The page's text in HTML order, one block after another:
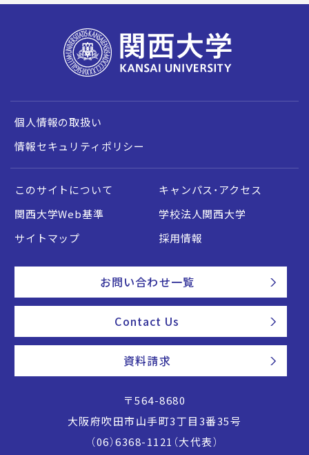
個人情報の取扱い
情報セキュリティポリシー
このサイトについて
キャンパス・アクセス
関西大学Web基準
学校法人関西大学
サイトマップ
採用情報
お問い合わせ一覧
Contact Us
資料請求
〒564-8680
大阪府吹田市山手町3丁目3番35号
（06）6368-1121（大代表）